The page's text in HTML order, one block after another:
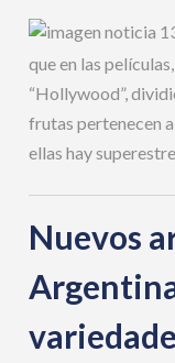
que en las
“Hollywood”,
frutas pertenecen
ellas hay
Nuevos